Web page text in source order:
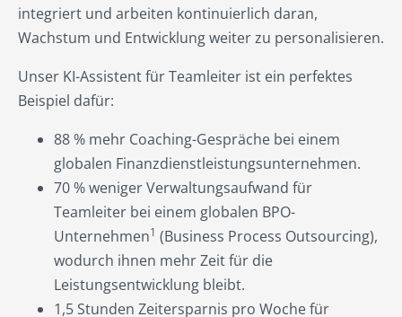
integriert und arbeiten kontinuierlich daran,
Wachstum und Entwicklung weiter zu personalisieren.
Unser KI-Assistent für Teamleiter ist ein perfektes
Beispiel dafür:
88 % mehr Coaching-Gespräche bei einem
globalen Finanzdienstleistungsunternehmen.
70 % weniger Verwaltungsaufwand für
Teamleiter bei einem globalen BPO-
Unternehmen1 (Business Process Outsourcing),
wodurch ihnen mehr Zeit für die
Leistungsentwicklung bleibt.
1,5 Stunden Zeitersparnis pro Woche für